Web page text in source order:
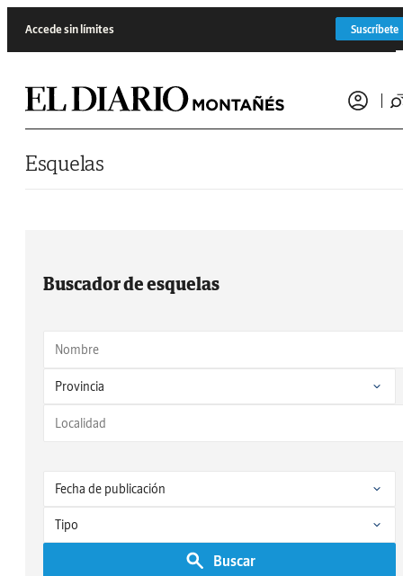
Accede sin límites Suscríbete
Esquelas
Buscador de esquelas
Buscar